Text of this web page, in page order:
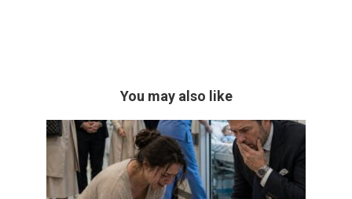
You may also like